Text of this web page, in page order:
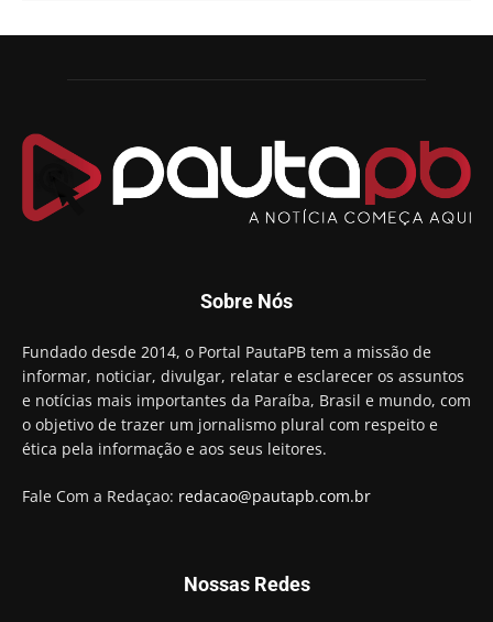
candidatura a governador da Paraíba
Chapa dos sonhos: Cícero agradece a Galdino,
Arthur Lira parabeniza Karla Pimentel por sua
reeleição em Conde
00:23
Aguinaldo Ribeiro destaca apoio do PP a Hugo
preso e faz vídeo na cadeia
Hugo Motta retira projeto que permitia bancos
"confiscar" dinheiro de clientes
01:49
Descaso da gestão Panta deixa crianças e
professoras 'ilhadas' em creche
00:16
Sobre Nós
Fundado desde 2014, o Portal PautaPB tem a missão de
informar, noticiar, divulgar, relatar e esclarecer os assuntos
e notícias mais importantes da Paraíba, Brasil e mundo, com
o objetivo de trazer um jornalismo plural com respeito e
ética pela informação e aos seus leitores.
Fale Com a Redaçao: redacao@pautapb.com.br
Nossas Redes